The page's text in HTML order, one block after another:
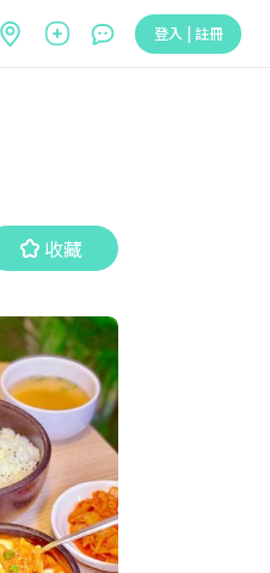
登入 | 註冊
收藏
收藏